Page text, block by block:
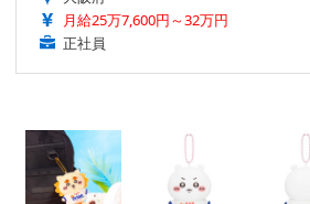
月給25万7,600円～32万円
正社員